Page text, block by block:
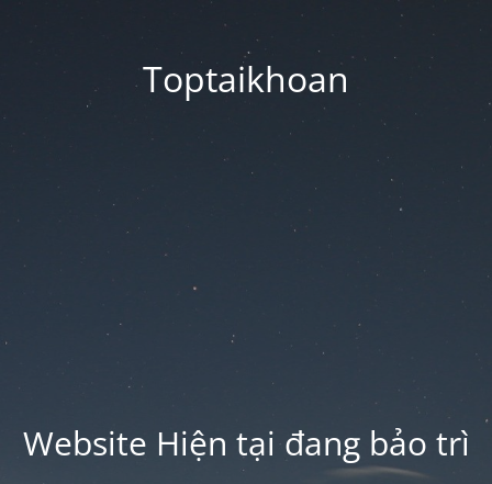
Toptaikhoan
Website Hiện tại đang bảo trì